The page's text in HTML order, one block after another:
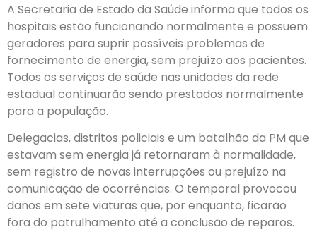
A Secretaria de Estado da Saúde informa que todos os
hospitais estão funcionando normalmente e possuem
geradores para suprir possíveis problemas de
fornecimento de energia, sem prejuízo aos pacientes.
Todos os serviços de saúde nas unidades da rede
estadual continuarão sendo prestados normalmente
para a população.
Delegacias, distritos policiais e um batalhão da PM que
estavam sem energia já retornaram à normalidade,
sem registro de novas interrupções ou prejuízo na
comunicação de ocorrências. O temporal provocou
danos em sete viaturas que, por enquanto, ficarão
fora do patrulhamento até a conclusão de reparos.